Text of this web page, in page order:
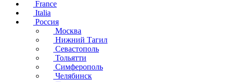
France
Italia
Россия
Москва
Нижний Тагил
Севастополь
Тольятти
Симферополь
Челябинск